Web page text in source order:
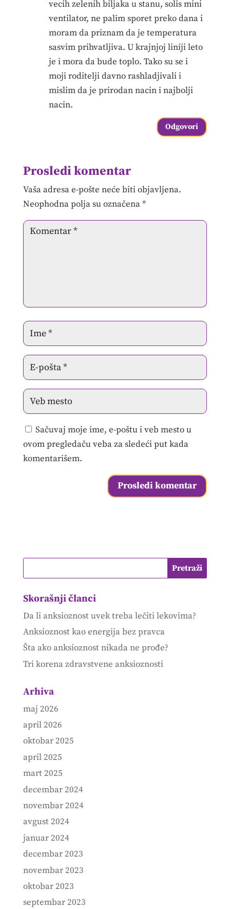
vecih zelenih biljaka u stanu, solis mini
ventilator, ne palim sporet preko dana i
moram da priznam da je temperatura
sasvim prihvatljiva. U krajnjoj liniji leto
je i mora da bude toplo. Tako su se i
moji roditelji davno rashladjivali i
mislim da je prirodan nacin i najbolji
nacin.
Odgovori
Prosledi komentar
Vaša adresa e-pošte neće biti objavljena.
Neophodna polja su označena*
Sačuvaj moje ime, e-poštu i veb mesto u
ovom pregledaču veba za sledeći put kada
komentarišem.
Skorašnji članci
Da li anksioznost uvek treba lečiti lekovima?
Anksioznost kao energija bez pravca
Šta ako anksioznost nikada ne prođe?
Tri korena zdravstvene anksioznosti
Arhiva
maj 2026
april 2026
oktobar 2025
april 2025
mart 2025
decembar 2024
novembar 2024
avgust 2024
januar 2024
decembar 2023
novembar 2023
oktobar 2023
septembar 2023